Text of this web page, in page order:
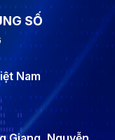
SỐ
Nam